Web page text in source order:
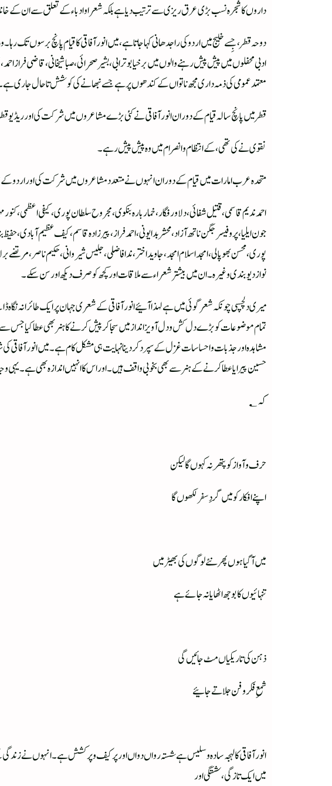
داروں کا شجرہ نسب بڑی عرق ریزی سے ترتیب دیا ہے بلکہ شعرا و ادباء کے تعلق سے ان کے
ادبی محفلوں میں پیش پیش رہنے والوں میں برخیا بو ترابی ، بشیر صحرائی ، صبا شیخانی ، قاضی
معتمد عمومی کی ذمہ داری مجھ ناتواں کے کندھوں پر ہے جسے نبھانےکی کوشش تا حال جاری
قطر میں پانچ سالہ قیام کے دوران انور آفاقی نے کئی بڑے مشاعروں میں شرکت کی اور
نقوی نے کی تھی، کے انتظام و انصرام میں وہ پیش پیش رہے۔
متحدہ عرب امارات میں قیام کے دوران انہوں نے متعدد مشاعروں میں شرکت کی اور اردو
احمد ندیم قاسمی، قتیل شفائی ، دلاور فگار ،خمار بارہ بنکوی ، مجروح سلطان پوری ، کیفی اعظمی ،
جون ایلیا ، پروفیسر جگن ناتھ آزاد ، محشر بدایونی ، احمد فراز ، پیر زادہ قاسم ، کیف عظیم آبادی
پوری، محسن بھوپالی ، امجد اسلام امجد ، جاوید اختر ، ندا فاضلی، جلیس شیروانی ، حکیم ناصر ،
نواز دیوبندی وغیرہ ۔ ان میں بیشتر شعراء سے ملاقات اور کچھ کو صرف دیکھ اور سن سکے۔
میری دلچسپی چونکہ شعر گوئی میں ہے لہذا آئیے انور آفاقی کے شعری جہان پر ایک طائرانہ
تمام موضوعات کو بڑے دل کش و دل آویز انداز میں سجا کر پیش کرنے کا ہنر بھی عطا کیا جس سے
مشاہدہ اور جذبات و احساسات غزل کے سپرد کر دینا نہایت ہی مشکل کام ہے ۔ میں انور آفاقی
حسین پیرایا عطا کرنے کے ہنر سے بھی بخوبی واقف ہیں ۔ اور اس کا انہیں اندازہ بھی ہے ۔ یہی
کہ؂
حرف و آواز کو پتھر نہ کہوں گا لیکن
اپنے افکار کو میں گردِ سفر لکھوں گا
میں آگیا ہوں پھر نئے لوگوں کی بھیڑ میں
تنہائیوں کا بوجھ اٹھایا نہ جائے ہے
ذہن کی تاریکیاں مٹ جائیں گی
شمعِ فکر و فن جلاتے جائیے
انور آفاقی کا لہجہ سادہ و سلیس ہے شستہ رواں دواں اور پر کیف و پرکشش ہے ۔ انہوں نے
میں ایک تازگی ، شستگی اور